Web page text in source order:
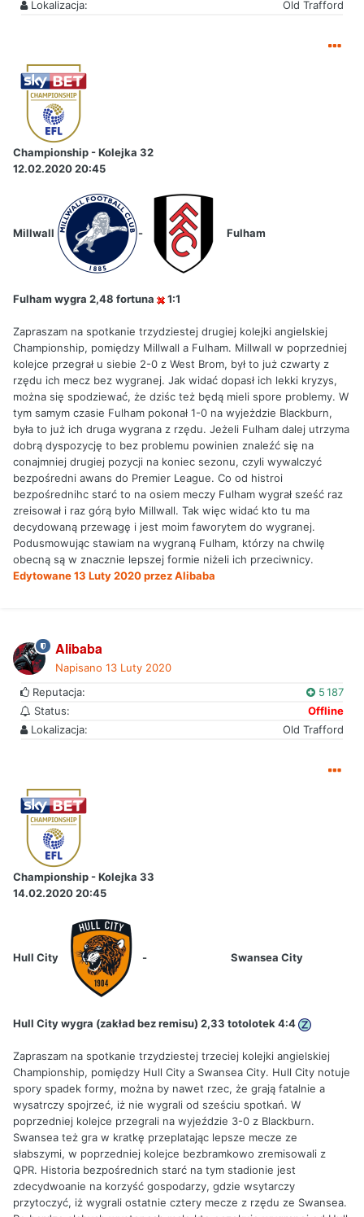
Lokalizacja:
Old Trafford
Championship - Kolejka 32
12.02.2020 20:45
Millwall - Fulham
Fulham wygra 2,48 fortuna 1:1
Zapraszam na spotkanie trzydziestej drugiej kolejki angielskiej
Championship, pomiędzy Millwall a Fulham. Millwall w poprzedniej
kolejce przegrał u siebie 2-0 z West Brom, był to już czwarty z
rzędu ich mecz bez wygranej. Jak widać dopasł ich lekki kryzys,
można się spodziewać, że dziśc też będą mieli spore problemy. W
tym samym czasie Fulham pokonał 1-0 na wyjeżdzie Blackburn,
była to już ich druga wygrana z rzędu. Jeżeli Fulham dalej utrzyma
dobrą dyspozycję to bez problemu powinien znaleźć się na
conajmniej drugiej pozycji na koniec sezonu, czyli wywalczyć
bezpośredni awans do Premier League. Co od histroi
bezpośrednihc starć to na osiem meczy Fulham wygrał sześć raz
zreisował i raz górą było Millwall. Tak więc widać kto tu ma
decydowaną przewagę i jest moim faworytem do wygranej.
Podusmowując stawiam na wygraną Fulham, którzy na chwilę
obecną są w znacznie lepszej formie niżeli ich przeciwnicy.
Edytowane13 Luty 2020przez Alibaba
Alibaba
Napisano 13 Luty 2020
Reputacja:
5 187
Status:
Offline
Lokalizacja:
Old Trafford
Championship - Kolejka 33
14.02.2020 20:45
Hull City - Swansea City
Hull City wygra (zakład bez remisu) 2,33 totolotek 4:4
Zapraszam na spotkanie trzydziestej trzeciej kolejki angielskiej
Championship, pomiędzy Hull City a Swansea City. Hull City notuje
spory spadek formy, można by nawet rzec, że grają fatalnie a
wysatrczy spojrzeć, iż nie wygrali od sześciu spotkań. W
poprzedniej kolejce przegrali na wyjeździe 3-0 z Blackburn.
Swansea też gra w kratkę przeplatając lepsze mecze ze
słabszymi, w poprzedniej kolejce bezbramkowo zremisowali z
QPR. Historia bezpośrednich starć na tym stadionie jest
zdecydwoanie na korzyść gospodarzy, gdzie wsytarczy
przytoczyć, iż wygrali ostatnie cztery mecze z rzędu ze Swansea.